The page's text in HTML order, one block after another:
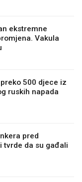
ekstremne
Vakula
500 djece iz
ruskih napada
pred
tvrde da su gađali